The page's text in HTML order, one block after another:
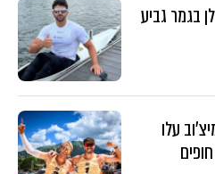
בגמר גביע
עלו